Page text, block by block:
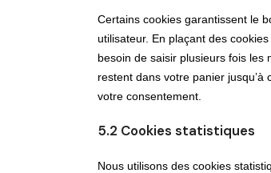
Certains cookies garantissent le
utilisateur. En plaçant des
besoin de saisir plusieurs fois les
restent dans votre panier
votre consentement.
5.2 Cookies statistiques
Nous utilisons des cookies